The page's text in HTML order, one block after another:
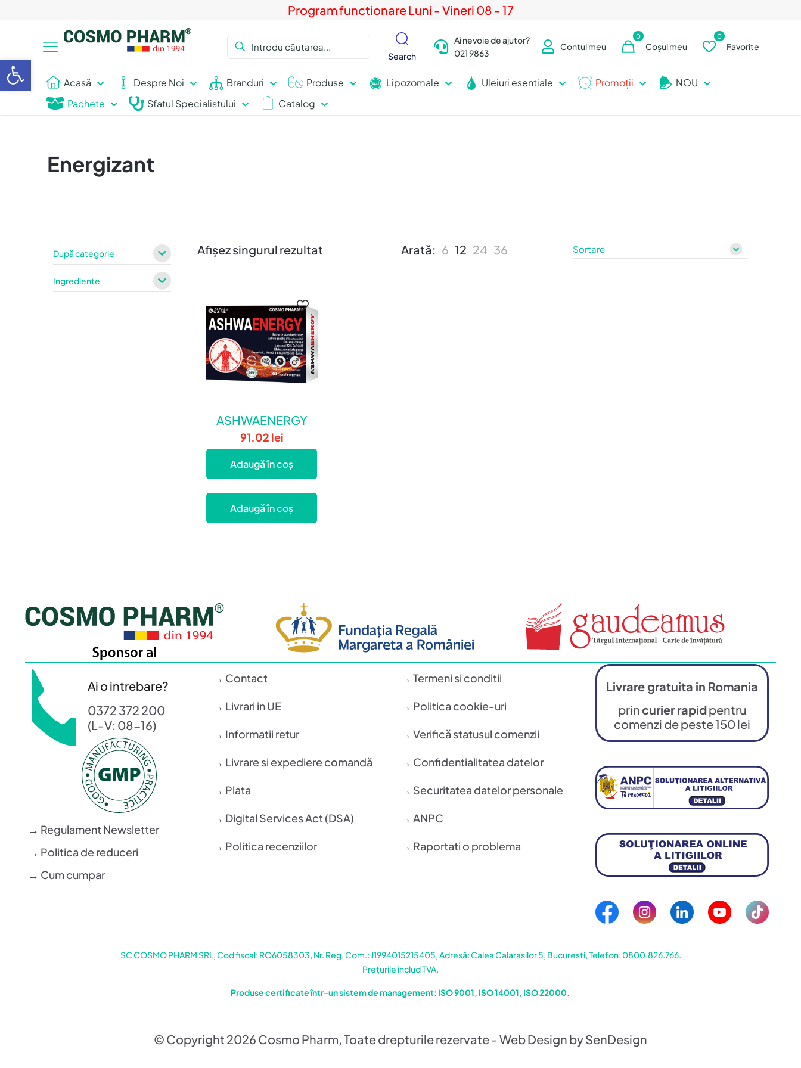
Program functionare Luni - Vineri 08 - 17
Search
Ai nevoie de ajutor?
021 9863
Contul meu
0
Coșul meu
0
Favorite
Acasă Despre Noi Branduri Produse Lipozomale Uleiuri esentiale Promoții
NOU
Pachete
Sfatul Specialistului Catalog
Energizant
După categorie
Ingrediente
Afișez singurul rezultat Arată: 6 12 24 36
ASHWAENERGY
91.02 lei
Adaugă în coș
Adaugă în coș
Ai o intrebare?
0372 372 200
(L-V: 08-16)
→ Regulament Newsletter
→ Politica de reduceri
→ Cum cumpar
→ Contact
→ Livrari in UE
→ Informatii retur
→ Livrare si expediere comandă
→ Plata
→ Digital Services Act (DSA)
→ Politica recenziilor
→ Termeni si conditii
→ Politica cookie-uri
→ Verifică statusul comenzii
→ Confidentialitatea datelor
→ Securitatea datelor personale
→ ANPC
→ Raportati o problema
Livrare gratuita in Romania
princurier rapidpentru
comenzi de peste 150 lei
SC COSMO PHARM SRL, Cod fiscal: RO6058303, Nr. Reg. Com.: J1994015215405, Adresă: Calea Calarasilor 5, Bucuresti, Telefon: 0800.826.766.
Prețurile includ TVA.
Produse certificate într-un sistem de management: ISO 9001, ISO 14001, ISO 22000.
© Copyright 2026 Cosmo Pharm, Toate drepturile rezervate - Web Design by SenDesign
Deschide bara de unelte